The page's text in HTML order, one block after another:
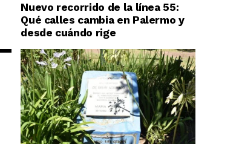
Nuevo recorrido de la línea 55:
Qué calles cambia en Palermo y
desde cuándo rige